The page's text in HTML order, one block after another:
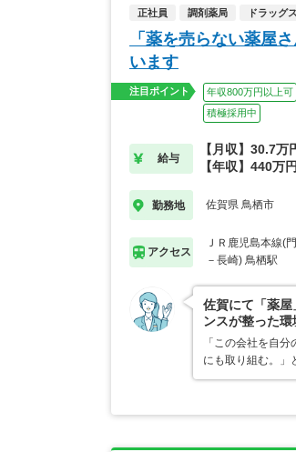
正社員 調剤薬局 ドラッグ
「薬を売らない薬屋
います
注目ポイント 年収800万円以上可
積極採用中
給与
【月収】30.7万
【年収】440万
勤務地 佐賀県 鳥栖市
アクセス
ＪＲ鹿児島本線(
－長崎) 鳥栖駅
佐賀にて「薬
ンスが整った環
「この会社を自
にも取り組む。」